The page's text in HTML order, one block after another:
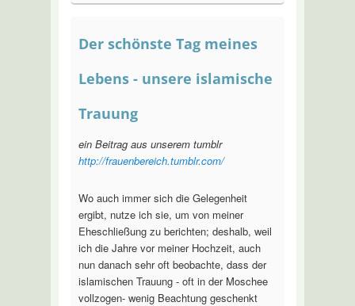
Der schönste Tag meines
Lebens - unsere islamische
Trauung
ein Beitrag aus unserem tumblr
http://frauenbereich.tumblr.com/
Wo auch immer sich die Gelegenheit
ergibt, nutze ich sie, um von meiner
Eheschließung zu berichten; deshalb, weil
ich die Jahre vor meiner Hochzeit, auch
nun danach sehr oft beobachte, dass der
islamischen Trauung - oft in der Moschee
vollzogen- wenig Beachtung geschenkt